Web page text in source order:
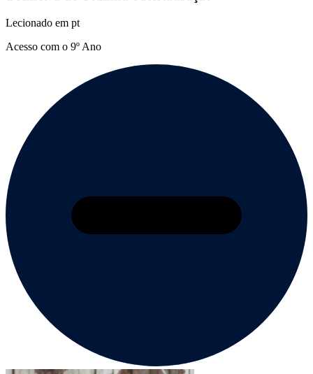
Lecionado em pt
Acesso com o 9º Ano